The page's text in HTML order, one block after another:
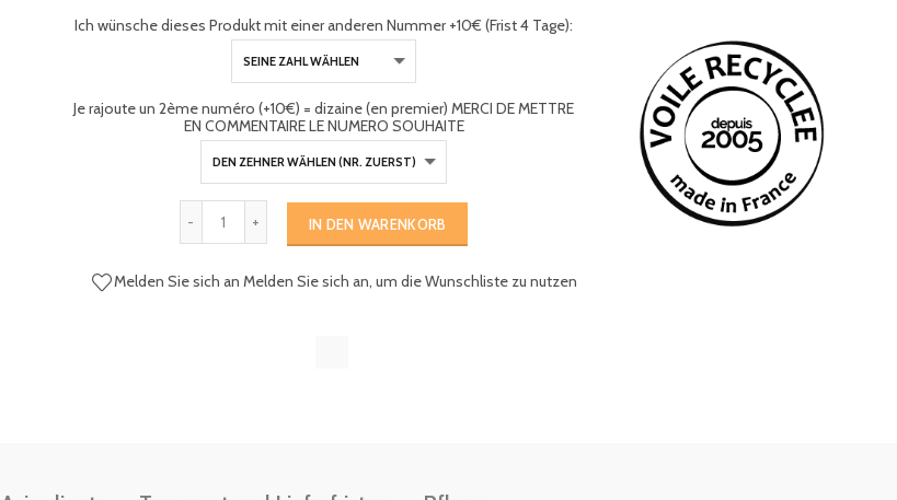
Ich wünsche dieses Produkt mit einer anderen Nummer +10€ (Frist 4 Tage):
Je rajoute un 2ème numéro (+10€) = dizaine (en premier) MERCI DE METTRE
EN COMMENTAIRE LE NUMERO SOUHAITE
IN DEN WARENKORB
Melden Sie sich an Melden Sie sich an, um die Wunschliste zu nutzen